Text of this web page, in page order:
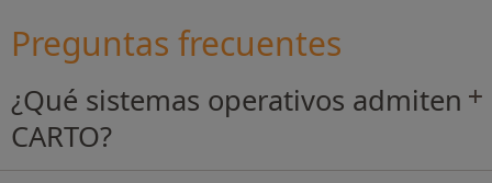
Preguntas frecuentes
¿Qué sistemas operativos admiten
CARTO?